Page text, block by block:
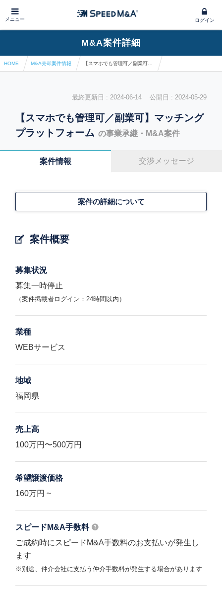
メニュー ログイン
M&A案件詳細
HOME M&A売却案件情報
最終更新日 : 2024-06-14 公開日 : 2024-05-29
【スマホでも管理可／副業可】マッチング
プラットフォーム の事業承継・M&A案件
案件情報 交渉メッセージ
案件概要
案件の詳細について
募集状況
募集一時停止
（案件掲載者ログイン：24時間以内）
業種
WEBサービス
地域
福岡県
売上高
100万円〜500万円
希望譲渡価格
160万円 ~
スピードM&A手数料
ご成約時にスピードM&A手数料のお支払いが発生し
ます
※別途、仲介会社に支払う仲介手数料が発生する場合があります